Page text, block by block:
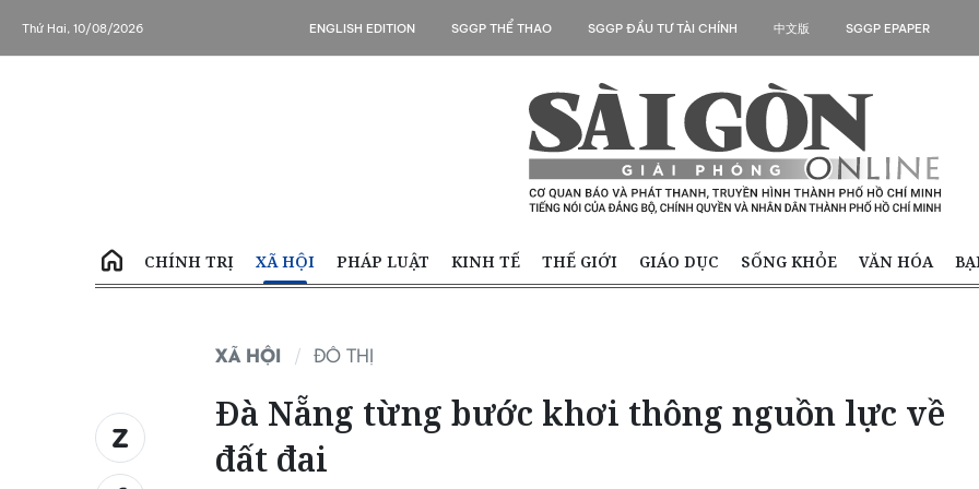
Thứ Hai, 10/08/2026 ENGLISH EDITION SGGP THỂ THAO SGGP ĐẦU TƯ TÀI CHÍNH 中文版 SGGP EPAPER
CHÍNH TRỊ XÃ HỘI PHÁP LUẬT KINH TẾ THẾ GIỚI GIÁO DỤC SỐNG KHỎE VĂN HÓA
XÃ HỘI ĐÔ THỊ
Đà Nẵng từng bước khơi thông nguồn lực về
đất đai